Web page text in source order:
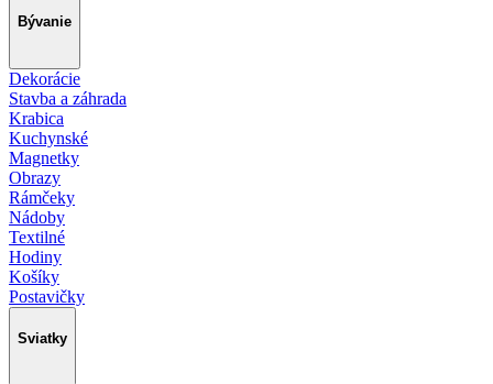
Bývanie
Dekorácie
Stavba a záhrada
Krabica
Kuchynské
Magnetky
Obrazy
Rámčeky
Nádoby
Textilné
Hodiny
Košíky
Postavičky
Sviatky